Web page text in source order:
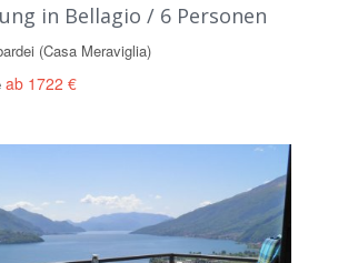
in Bellagio / 6 Personen
(Casa Meraviglia)
ab 1722 €